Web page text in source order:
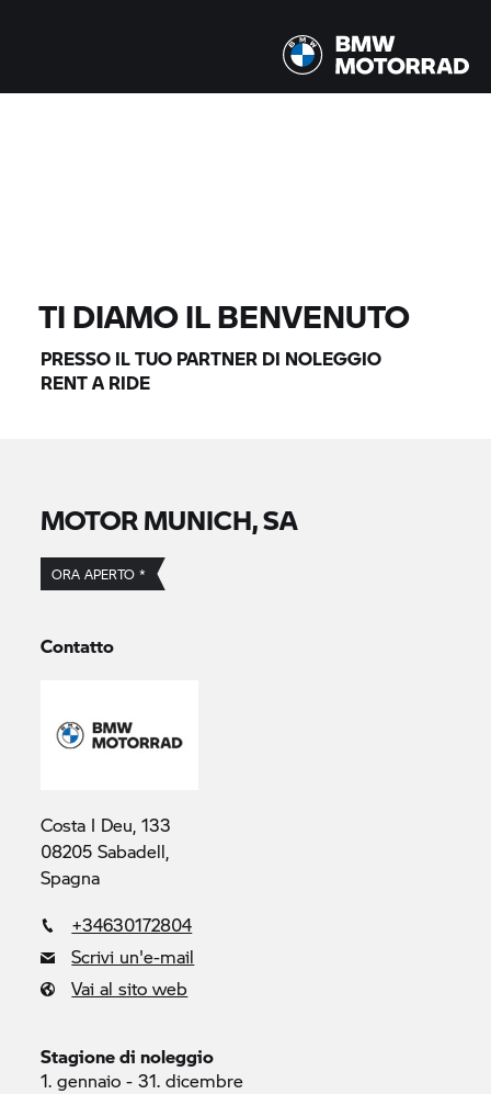
TI DIAMO IL BENVENUTO
PRESSO IL TUO PARTNER DI NOLEGGIO
RENT A RIDE
MOTOR MUNICH, SA
ORA APERTO *
Contatto
Costa I Deu, 133
08205 Sabadell,
Spagna
+34630172804
Scrivi un'e-mail
Vai al sito web
Stagione di noleggio
1. gennaio - 31. dicembre